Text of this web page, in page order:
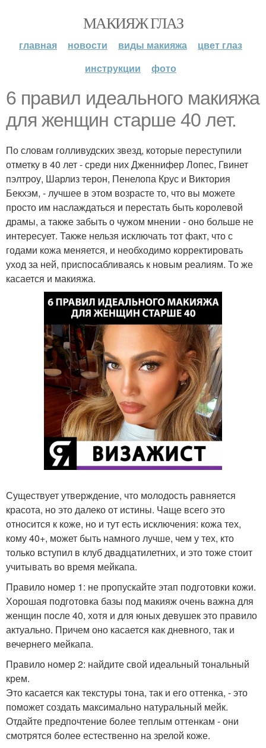
МАКИЯЖ ГЛАЗ
главная новости виды макияжа
цвет глаз
инструкции
фото
6 правил идеального макияжа
для женщин старше 40 лет.
По словам голливудских звезд, которые переступили
отметку в 40 лет - среди них Дженнифер Лопес, Гвинет
пэлтроу, Шарлиз терон, Пенелопа Крус и Виктория
Бекхэм, - лучшее в этом возрасте то, что вы можете
просто им наслаждаться и перестать быть королевой
драмы, а также забыть о чужом мнении - оно больше не
интересует. Также нельзя исключать тот факт, что с
годами кожа меняется, и необходимо корректировать
уход за ней, приспосабливаясь к новым реалиям. То же
касается и макияжа.
Существует утверждение, что молодость равняется
красота, но это далеко от истины. Чаще всего это
относится к коже, но и тут есть исключения: кожа тех,
кому 40+, может быть намного лучше, чем у тех, кто
только вступил в клуб двадцатилетних, и это тоже стоит
учитывать во время мейкапа.
Правило номер 1: не пропускайте этап подготовки кожи.
Хорошая подготовка базы под макияж очень важна для
женщин после 40, хотя и для юных девушек это правило
актуально. Причем оно касается как дневного, так и
вечернего мейкапа.
Правило номер 2: найдите свой идеальный тональный
крем.
Это касается как текстуры тона, так и его оттенка, - это
поможет создать максимально натуральный мейк.
Отдайте предпочтение более теплым оттенкам - они
смотрятся более естественно на зрелой коже.